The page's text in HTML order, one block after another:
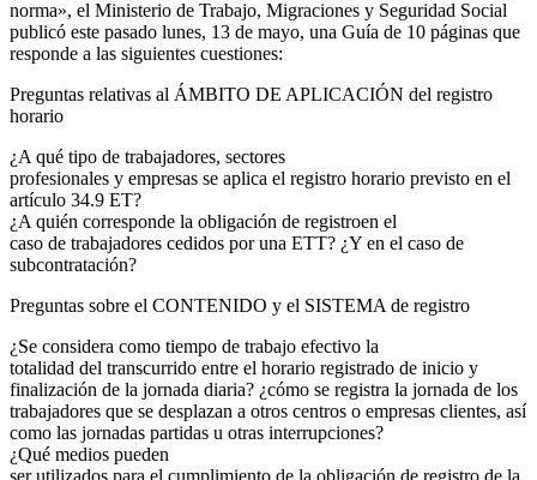
norma», el Ministerio de Trabajo, Migraciones y Seguridad Social
publicó este pasado lunes, 13 de mayo, una Guía de 10 páginas que
responde a las siguientes cuestiones:
Preguntas relativas al ÁMBITO DE APLICACIÓN del registro
horario
¿A qué tipo de trabajadores, sectores
profesionales y empresas se aplica el registro horario previsto en el
artículo 34.9 ET?
¿A quién corresponde la obligación de registroen el
caso de trabajadores cedidos por una ETT? ¿Y en el caso de
subcontratación?
Preguntas sobre el CONTENIDO y el SISTEMA de registro
¿Se considera como tiempo de trabajo efectivo la
totalidad del transcurrido entre el horario registrado de inicio y
finalización de la jornada diaria? ¿cómo se registra la jornada de los
trabajadores que se desplazan a otros centros o empresas clientes, así
como las jornadas partidas u otras interrupciones?
¿Qué medios pueden